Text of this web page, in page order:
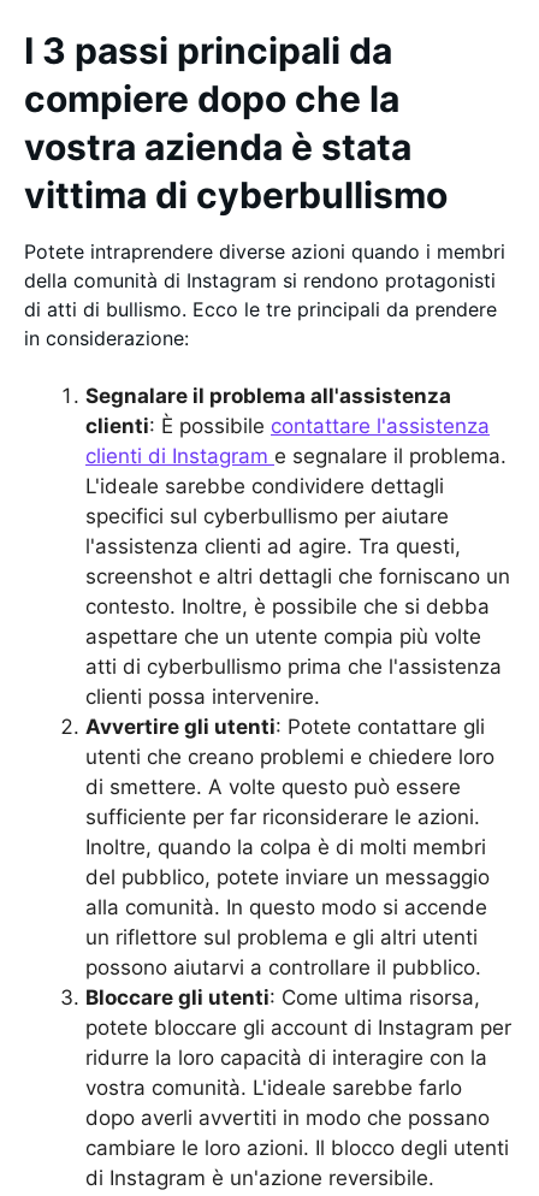
I 3 passi principali da
compiere dopo che la
vostra azienda è stata
vittima di cyberbullismo
Potete intraprendere diverse azioni quando i membri
della comunità di Instagram si rendono protagonisti
di atti di bullismo. Ecco le tre principali da prendere
in considerazione:
Segnalare il problema all'assistenza
clienti: È possibile contattare l'assistenza
clienti di Instagram e segnalare il problema.
L'ideale sarebbe condividere dettagli
specifici sul cyberbullismo per aiutare
l'assistenza clienti ad agire. Tra questi,
screenshot e altri dettagli che forniscano un
contesto. Inoltre, è possibile che si debba
aspettare che un utente compia più volte
atti di cyberbullismo prima che l'assistenza
clienti possa intervenire.
Avvertire gli utenti: Potete contattare gli
utenti che creano problemi e chiedere loro
di smettere. A volte questo può essere
sufficiente per far riconsiderare le azioni.
Inoltre, quando la colpa è di molti membri
del pubblico, potete inviare un messaggio
alla comunità. In questo modo si accende
un riflettore sul problema e gli altri utenti
possono aiutarvi a controllare il pubblico.
Bloccare gli utenti: Come ultima risorsa,
potete bloccare gli account di Instagram per
ridurre la loro capacità di interagire con la
vostra comunità. L'ideale sarebbe farlo
dopo averli avvertiti in modo che possano
cambiare le loro azioni. Il blocco degli utenti
di Instagram è un'azione reversibile.